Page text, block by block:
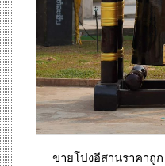
ขายโปงอีสานราคาถูก